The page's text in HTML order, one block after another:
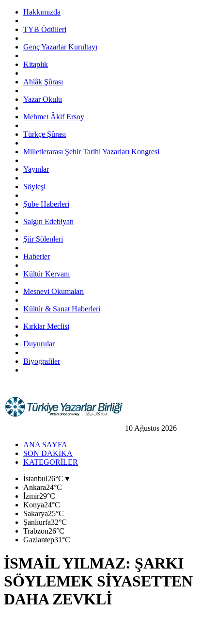
Hakkımızda
TYB Ödülleri
Genç Yazarlar Kurultayı
Kitaplık
Ahlâk Şûrası
Yazar Okulu
Mehmet Âkif Ersoy
Türkçe Şûrası
Milletlerarası Şehir Tarihi Yazarları Kongresi
Yayınlar
Söyleşi
Şube Haberleri
Salgın Edebiyatı
Şiir Şölenleri
Haberler
Kültür Kervanı
Mesnevi Okumaları
Kültür & Sanat Haberleri
Kırklar Meclisi
Duyurular
Biyografiler
10 Ağustos 2026
ANA SAYFA
SON DAKİKA
KATEGORİLER
İstanbul26°C ▼
Ankara24°C
İzmir29°C
Konya24°C
Sakarya25°C
Şanlıurfa32°C
Trabzon26°C
Gaziantep31°C
İSMAİL YILMAZ: ŞARKI
SÖYLEMEK SİYASETTEN
DAHA ZEVKLİ